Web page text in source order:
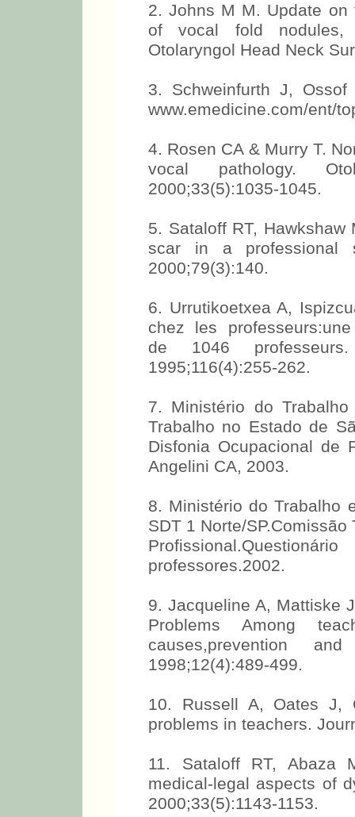
2. Johns M M. Update on
of vocal fold nodules,
Otolaryngol Head Neck
3. Schweinfurth J,
www.emedicine.com/ent/
4. Rosen CA & Murry T.
vocal pathology.
2000;33(5):1035-1045.
5. Sataloff RT,
scar in a professional
2000;79(3):140.
6. Urrutikoetxea A,
chez les
de 1046
1995;116(4):255-262.
7. Ministério do
Trabalho no Estado de
Disfonia Ocupacional de
Angelini CA, 2003.
8. Ministério do Trabalho
SDT 1 Norte/
professores.2002.
9. Jacqueline A, Mattiske
Problems Among
causes,prevention
1998;12(4):489-499.
10. Russell A, Oates J,
problems in teachers.
11. Sataloff RT, Abaza
medical-legal aspects of
2000;33(5):1143-1153.